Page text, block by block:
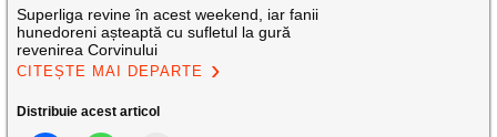
Superliga revine în acest weekend, iar fanii
hunedoreni așteaptă cu sufletul la gură
revenirea Corvinului
CITEȘTE MAI DEPARTE
Distribuie acest articol